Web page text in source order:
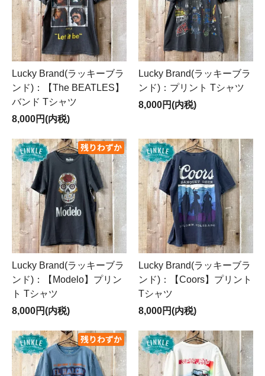
Lucky Brand(ラッキーブラ
ンド)：【The BEATLES】
バンド Tシャツ
8,000円(内税)
Lucky Brand(ラッキーブラ
ンド)：プリント Tシャツ
8,000円(内税)
Lucky Brand(ラッキーブラ
ンド)：【Modelo】プリン
ト Tシャツ
8,000円(内税)
Lucky Brand(ラッキーブラ
ンド)：【Coors】プリント
Tシャツ
8,000円(内税)